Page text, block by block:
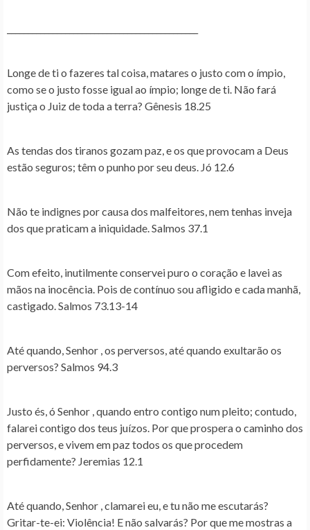
Longe de ti o fazeres tal coisa, matares o justo com o ímpio,
como se o justo fosse igual ao ímpio; longe de ti. Não fará
justiça o Juiz de toda a terra? Gênesis 18.25
As tendas dos tiranos gozam paz, e os que provocam a Deus
estão seguros; têm o punho por seu deus. Jó 12.6
Não te indignes por causa dos malfeitores, nem tenhas inveja
dos que praticam a iniquidade. Salmos 37.1
Com efeito, inutilmente conservei puro o coração e lavei as
mãos na inocência. Pois de contínuo sou afligido e cada manhã,
castigado. Salmos 73.13‭-‬14
Até quando, Senhor , os perversos, até quando exultarão os
perversos? Salmos 94.3
Justo és, ó Senhor , quando entro contigo num pleito; contudo,
falarei contigo dos teus juízos. Por que prospera o caminho dos
perversos, e vivem em paz todos os que procedem
perfidamente? Jeremias 12.1
Até quando, Senhor , clamarei eu, e tu não me escutarás?
Gritar-te-ei: Violência! E não salvarás? Por que me mostras a